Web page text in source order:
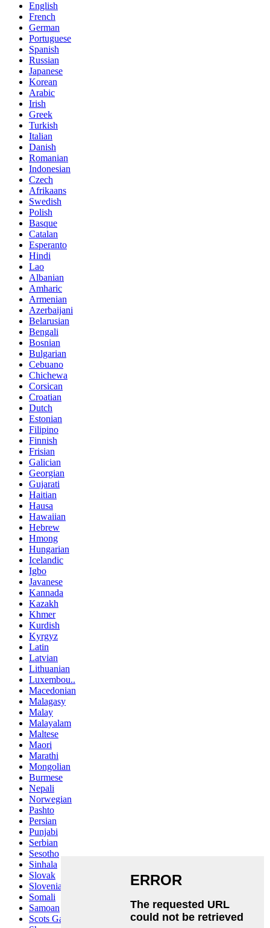
English
French
German
Portuguese
Spanish
Russian
Japanese
Korean
Arabic
Irish
Greek
Turkish
Italian
Danish
Romanian
Indonesian
Czech
Afrikaans
Swedish
Polish
Basque
Catalan
Esperanto
Hindi
Lao
Albanian
Amharic
Armenian
Azerbaijani
Belarusian
Bengali
Bosnian
Bulgarian
Cebuano
Chichewa
Corsican
Croatian
Dutch
Estonian
Filipino
Finnish
Frisian
Galician
Georgian
Gujarati
Haitian
Hausa
Hawaiian
Hebrew
Hmong
Hungarian
Icelandic
Igbo
Javanese
Kannada
Kazakh
Khmer
Kurdish
Kyrgyz
Latin
Latvian
Lithuanian
Luxembou..
Macedonian
Malagasy
Malay
Malayalam
Maltese
Maori
Marathi
Mongolian
Burmese
Nepali
Norwegian
Pashto
Persian
Punjabi
Serbian
Sesotho
Sinhala
Slovak
Slovenian
Somali
Samoan
Scots Gaelic